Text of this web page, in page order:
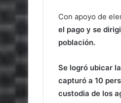
Con apoyo de
el pago y se
población.
Se logró ubicar
capturó a 10
custodia de los